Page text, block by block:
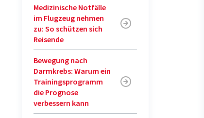
Medizinische Notfälle
im Flugzeug nehmen
zu: So schützen sich
Reisende
Bewegung nach
Darmkrebs: Warum ein
Trainingsprogramm
die Prognose
verbessern kann